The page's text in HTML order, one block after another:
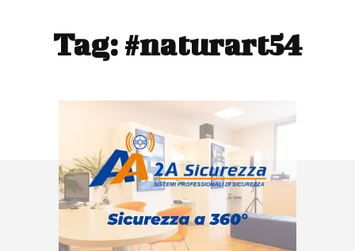
Tag: #naturart54